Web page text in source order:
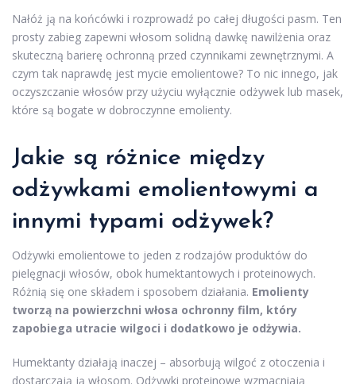
Nałóż ją na końcówki i rozprowadź po całej długości pasm. Ten
prosty zabieg zapewni włosom solidną dawkę nawilżenia oraz
skuteczną barierę ochronną przed czynnikami zewnętrznymi. A
czym tak naprawdę jest mycie emolientowe? To nic innego, jak
oczyszczanie włosów przy użyciu wyłącznie odżywek lub masek,
które są bogate w dobroczynne emolienty.
Jakie są różnice między
odżywkami emolientowymi a
innymi typami odżywek?
Odżywki emolientowe to jeden z rodzajów produktów do
pielęgnacji włosów, obok humektantowych i proteinowych.
Różnią się one składem i sposobem działania. Emolienty
tworzą na powierzchni włosa ochronny film, który
zapobiega utracie wilgoci i dodatkowo je odżywia.
Humektanty działają inaczej – absorbują wilgoć z otoczenia i
dostarczają ją włosom. Odżywki proteinowe wzmacniają